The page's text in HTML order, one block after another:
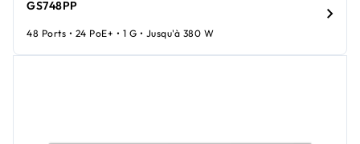
GS748PP
48 Ports • 24 PoE+ • 1 G • Jusqu'à 380 W